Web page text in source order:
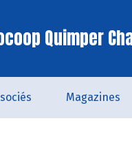
Quimper
Magazines